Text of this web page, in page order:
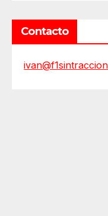
Contacto